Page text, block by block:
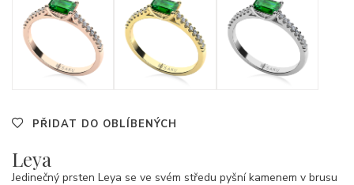
PŘIDAT DO OBLÍBENÝCH
Leya
Jedinečný prsten Leya se ve svém středu pyšní kamenem v brusu